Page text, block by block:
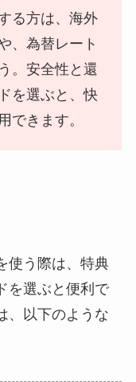
る方は、海外
、為替レート
。安全性と還
を選ぶと、快
できます。
使う際は、特典
を選ぶと便利で
、以下のような